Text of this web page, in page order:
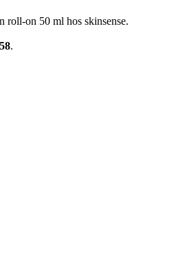
roll-on 50 ml hos skinsense.
.